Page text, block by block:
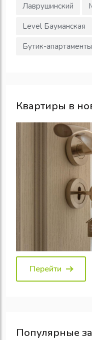
Лаврушинский
Level Бауманская
Бутик-
Квартиры в
Перейти
Популярные